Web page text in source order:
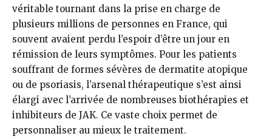
véritable tournant dans la prise en charge de
plusieurs millions de personnes en France, qui
souvent avaient perdu l’espoir d’être un jour en
rémission de leurs symptômes. Pour les patients
souffrant de formes sévères de dermatite atopique
ou de psoriasis, l’arsenal thérapeutique s’est ainsi
élargi avec l’arrivée de nombreuses biothérapies et
inhibiteurs de JAK. Ce vaste choix permet de
personnaliser au mieux le traitement.